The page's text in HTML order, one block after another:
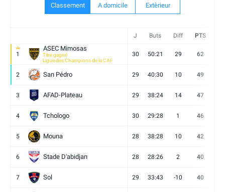
Classement A domicile Extèrieur
J Buts Diff PTS
1
ASEC Mimosas
Titre gagné
Ligue des Champions de la CAF
30 50:21 29 62
2 San Pédro 29 40:30 10 49
3 AFAD-Plateau 29 38:24 14 47
4 Tchologo 30 29:28 1 46
5 Mouna 28 38:28 10 42
6 Stade D'abidjan 28 28:26 2 40
7 Sol 29 33:43 -10 40